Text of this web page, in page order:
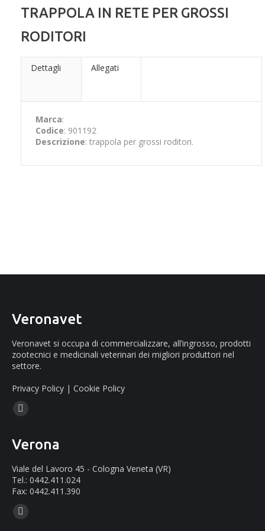
TRAPPOLA IN RETE PER GROSSI
RODITORI
Dettagli Allegati
Marca:
Codice: 901192
Descrizione: trappola per grossi roditori.
Veronavet
Veronavet si occupa di commercializzare, all’ingrosso, prodotti
zootecnici e medicinali veterinari dei migliori produttori nel
settore.
Privacy Policy | Cookie Policy
Ci puoi trovare su:
Facebook
opens
new
window
Verona
Viale del Lavoro 45 - Cologna Veneta (VR)
Tel.: 0442.411.024
Fax: 0442.411.390
Ci puoi trovare su:
Mail